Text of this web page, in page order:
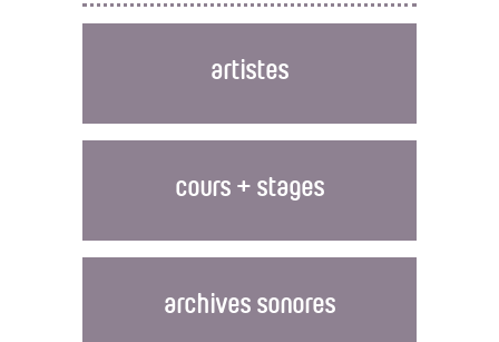
artistes
cours + stages
archives sonores